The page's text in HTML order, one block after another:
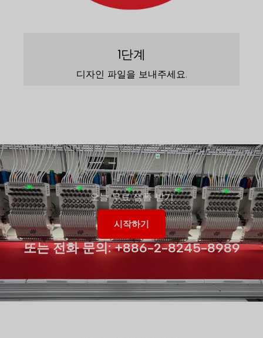
1단계
디자인 파일을 보내주세요.
오늘 무료 샘플 받기
시작하기
또는 전화 문의: +886-2-8245-8989